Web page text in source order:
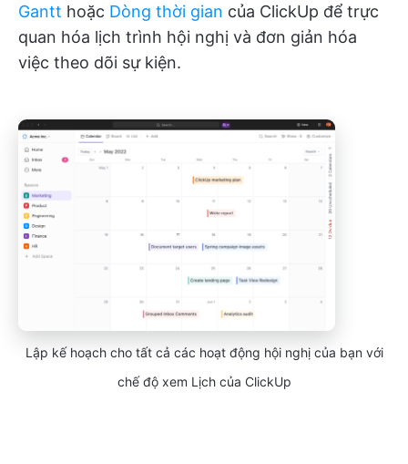
Gantt hoặc Dòng thời gian của ClickUp để trực
quan hóa lịch trình hội nghị và đơn giản hóa
việc theo dõi sự kiện.
Lập kế hoạch cho tất cả các hoạt động hội nghị của bạn với
chế độ xem Lịch của ClickUp